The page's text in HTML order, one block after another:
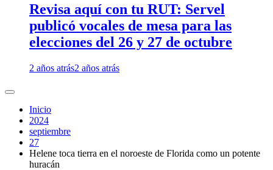
Revisa aquí con tu RUT: Servel
publicó vocales de mesa para las
elecciones del 26 y 27 de octubre
2 años atrás2 años atrás
Inicio
2024
septiembre
27
Helene toca tierra en el noroeste de Florida como un potente
huracán